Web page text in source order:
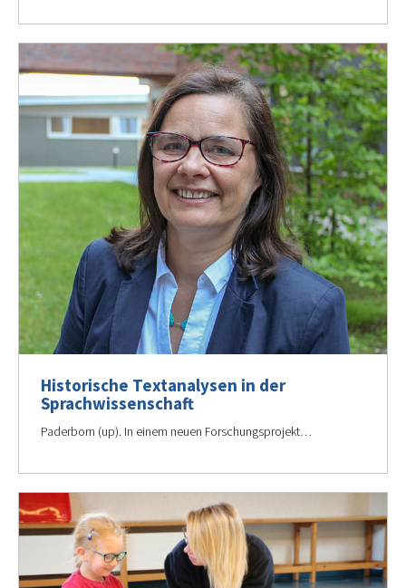
Historische Textanalysen in der
Sprachwissenschaft
Paderborn (up). In einem neuen Forschungsprojekt…